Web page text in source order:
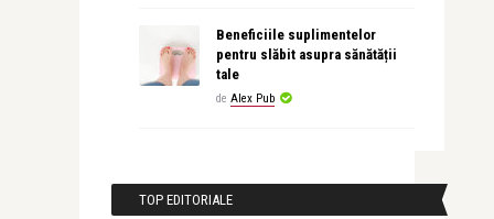
Beneficiile suplimentelor
pentru slăbit asupra sănătății
tale
de Alex Pub
TOP EDITORIALE